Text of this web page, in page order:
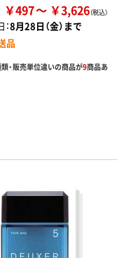
￥497 ￥3,626
8月28日（金）まで
品
類・販売単位違いの商品が9商品あ